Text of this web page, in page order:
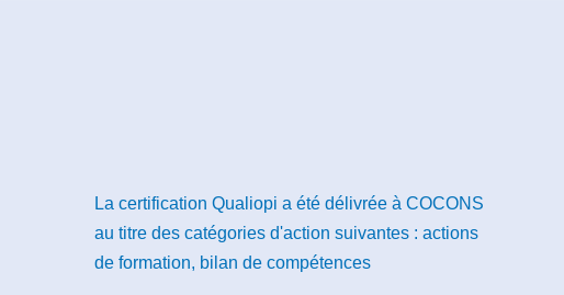
La certification Qualiopi a été délivrée à COCONS
au titre des catégories d'action suivantes : actions
de formation, bilan de compétences